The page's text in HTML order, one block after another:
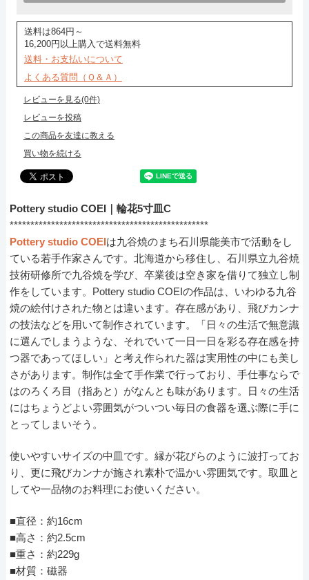
送料は864円～
16,200円以上購入で送料無料
送料・お支払いについて
よくある質問（Ｑ＆Ａ）
レビューを見る(0件)
レビューを投稿
この商品を友達に教える
買い物を続ける
Pottery studio COEI｜輪花5寸皿C
************************************************
Pottery studio COEIは九谷焼のまち石川県能美市で活動をし
ている若手作家さんです。北海道から移住し、石川県立九谷焼
技術研修所で九谷焼を学び、卒業後は空き家を借りて独立し制
作をしています。Pottery studio COEIの作品は、いわゆる九谷
焼の絵付けされた物とは違います。存在感があり、飛びカンナ
の技法などを用いて制作されています。「日々の生活で無意識
に選んでしまうような、それでいて一日一日を彩る存在感を持
つ器であってほしい」と考え作られた器は実用性の中にも美し
さがあります。制作は全て手作業で行っており、手仕事ならで
はのろくろ目（指あと）がなんとも味があります。日々の生活
にはちょうどよい雰囲気がついつい毎日の食器を選ぶ際に手に
とってしまいそう。
使いやすいサイズの中皿です。縁が花びらのように波打ってお
り、更に飛びカンナが施され素朴で温かい雰囲気です。取皿と
してや一品物のお料理にお使いください。
■直径：約16cm
■高さ：約2.5cm
■重さ：約229g
■材質：磁器